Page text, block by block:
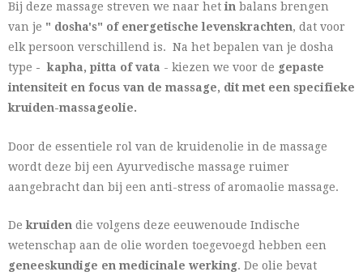
Bij deze massage streven we naar het in balans brengen
van je " dosha's" of energetische levenskrachten, dat voor
elk persoon verschillend is. Na het bepalen van je dosha
type - kapha, pitta of vata - kiezen we voor de gepaste
intensiteit en focus van de massage, dit met een specifieke
kruiden-massageolie.
Door de essentiele rol van de kruidenolie in de massage
wordt deze bij een Ayurvedische massage ruimer
aangebracht dan bij een anti-stress of aromaolie massage.
De kruiden die volgens deze eeuwenoude Indische
wetenschap aan de olie worden toegevoegd hebben een
geneeskundige en medicinale werking. De olie bevat